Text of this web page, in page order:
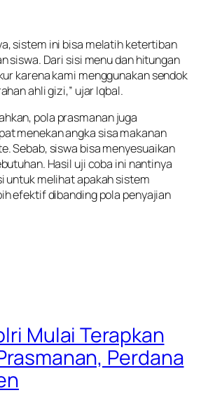
sistem ini bisa melatih ketertiban
siswa. Dari sisi menu dan hitungan
karena kami menggunakan sendok
ahli gizi,” ujar Iqbal.
pola prasmanan juga
menekan angka sisa makanan
Sebab, siswa bisa menyesuaikan
Hasil uji coba ini nantinya
untuk melihat apakah sistem
efektif dibanding pola penyajian
Mulai Terapkan
Perdana